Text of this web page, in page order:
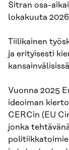
Sitran osa-
lokakuuta
Tiilikainen
ja erityisesti
Vuonna 2025
ideoiman
CERCin (EU
jonka